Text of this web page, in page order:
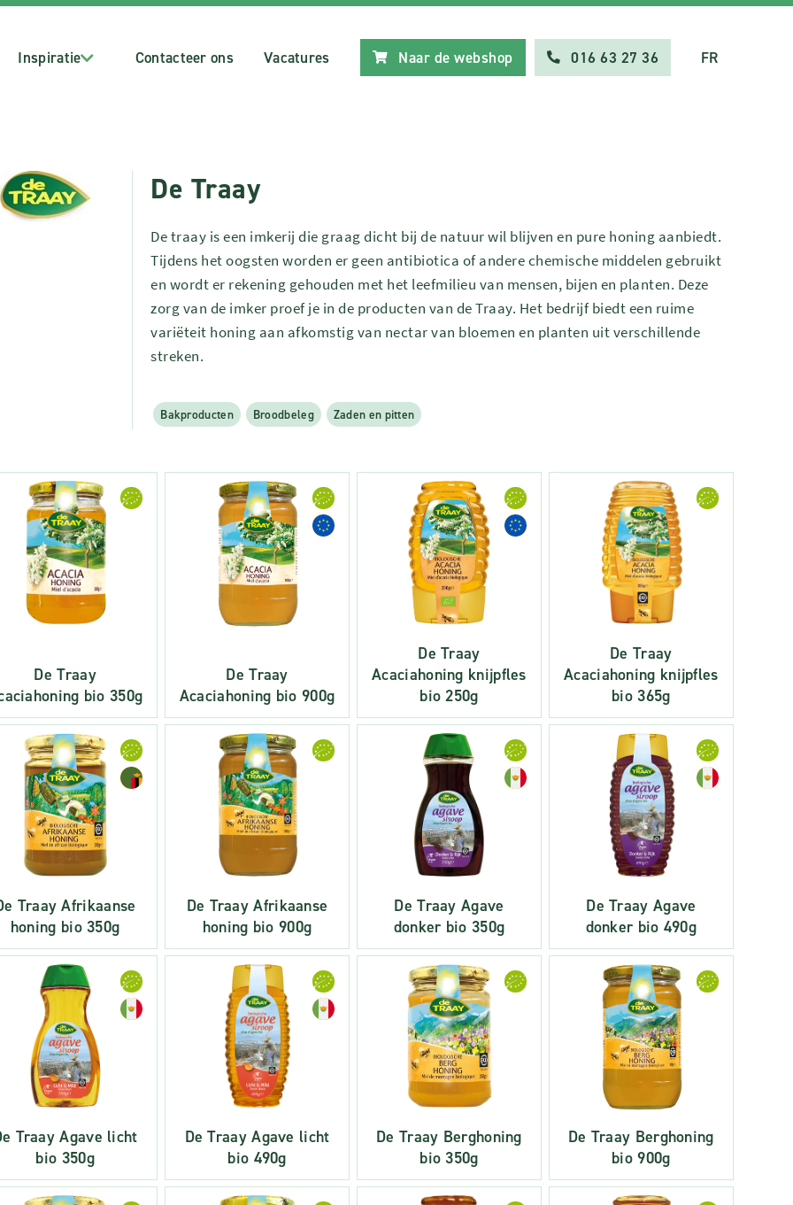
Inspiratie Contacteer ons Vacatures Naar de webshop 016 63 27 36 FR
De Traay
De traay is een imkerij die graag dicht bij de natuur wil blijven en pure honing aanbiedt.
Tijdens het oogsten worden er geen antibiotica of andere chemische middelen gebruikt
en wordt er rekening gehouden met het leefmilieu van mensen, bijen en planten. Deze
zorg van de imker proef je in de producten van de Traay. Het bedrijf biedt een ruime
variëteit honing aan afkomstig van nectar van bloemen en planten uit verschillende
streken.
Bakproducten Broodbeleg Zaden en pitten
De Traay
bio 350g
De Traay
Acaciahoning bio 900g
De Traay
Acaciahoning knijpfles
bio 250g
De Traay
Acaciahoning knijpfles
bio 365g
Traay Afrikaanse
honing bio 350g
De Traay Afrikaanse
honing bio 900g
De Traay Agave
donker bio 350g
De Traay Agave
donker bio 490g
Traay Agave licht
bio 350g
De Traay Agave licht
bio 490g
De Traay Berghoning
bio 350g
De Traay Berghoning
bio 900g